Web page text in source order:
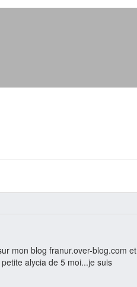
mon blog franur.over-blog.com et
alycia de 5 moi...je suis